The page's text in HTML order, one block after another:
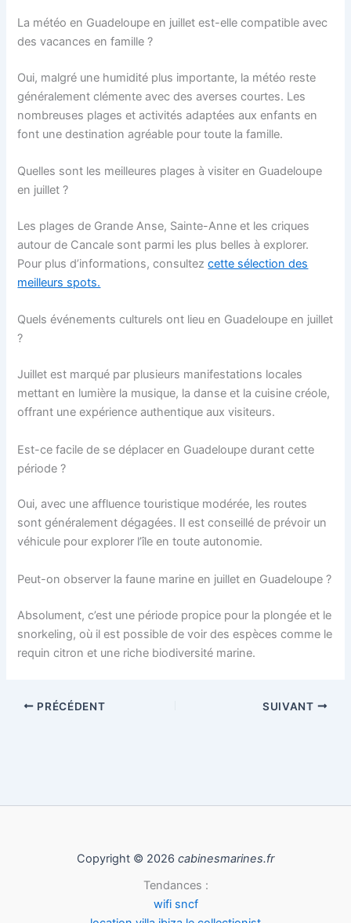
La météo en Guadeloupe en juillet est-elle compatible avec
des vacances en famille ?
Oui, malgré une humidité plus importante, la météo reste
généralement clémente avec des averses courtes. Les
nombreuses plages et activités adaptées aux enfants en
font une destination agréable pour toute la famille.
Quelles sont les meilleures plages à visiter en Guadeloupe
en juillet ?
Les plages de Grande Anse, Sainte-Anne et les criques
autour de Cancale sont parmi les plus belles à explorer.
Pour plus d’informations, consultezcette sélection des
meilleurs spots.
Quels événements culturels ont lieu en Guadeloupe en juillet
?
Juillet est marqué par plusieurs manifestations locales
mettant en lumière la musique, la danse et la cuisine créole,
offrant une expérience authentique aux visiteurs.
Est-ce facile de se déplacer en Guadeloupe durant cette
période ?
Oui, avec une affluence touristique modérée, les routes
sont généralement dégagées. Il est conseillé de prévoir un
véhicule pour explorer l’île en toute autonomie.
Peut-on observer la faune marine en juillet en Guadeloupe ?
Absolument, c’est une période propice pour la plongée et le
snorkeling, où il est possible de voir des espèces comme le
requin citron et une riche biodiversité marine.
PRÉCÉDENT SUIVANT
Copyright © 2026 cabinesmarines.fr
Tendances :
wifi sncf